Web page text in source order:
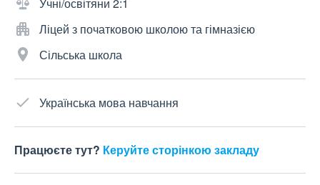
Ліцей з початковою школою та гімназією
Сільська школа
Українська мова навчання
Працюєте тут? Керуйте сторінкою закладу